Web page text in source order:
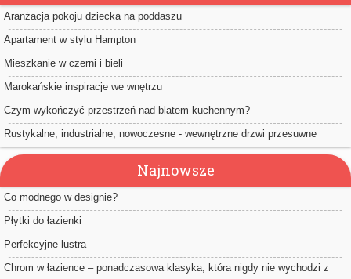
Aranżacja pokoju dziecka na poddaszu
Apartament w stylu Hampton
Mieszkanie w czerni i bieli
Marokańskie inspiracje we wnętrzu
Czym wykończyć przestrzeń nad blatem kuchennym?
Rustykalne, industrialne, nowoczesne - wewnętrzne drzwi przesuwne
Najnowsze
Co modnego w designie?
Płytki do łazienki
Perfekcyjne lustra
Chrom w łazience – ponadczasowa klasyka, która nigdy nie wychodzi z